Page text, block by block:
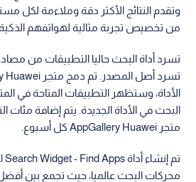
وتقدم النتائج الأكثر دقة وملاءمة لكل
من تخصيص تجربة مثالية لهواتفهم الذكية
تسرد أداة البحث حاليا التطبيقات من
الأداة، وستظهر التطبيقات المتاحة في
البحث في الأداة الجديدة. يتم إضافة مئات
متجر AppGallery Huawei كل أسبوع.
محركات البحث عالميا، حيث تجمع بين